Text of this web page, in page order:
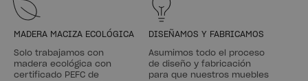
MADERA MACIZA ECOLÓGICA
Solo trabajamos con
madera ecológica con
certificado PEFC de
DISEÑAMOS Y FABRICAMOS
Asumimos todo el proceso
de diseño y fabricación
para que nuestros muebles